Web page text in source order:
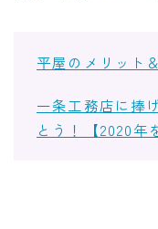
平屋のメリット
一条工務店に捧
とう！【2020年